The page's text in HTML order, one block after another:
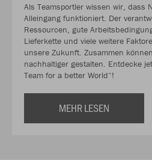
Als Teamsportler wissen wir, dass
Alleingang funktioniert. Der
Ressourcen, gute
Lieferkette und viele weitere
unsere Zukunft. Zusammen
nachhaltiger gestalten. Entdecke
Team for a better World“!
MEHR LESEN